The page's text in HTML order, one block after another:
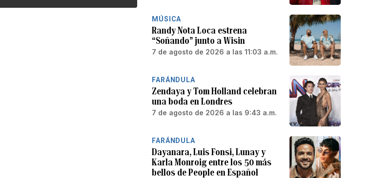
MÚSICA
Randy Nota Loca estrena
“Soñando” junto a Wisin
7 de agosto de 2026 a las 11:03 a.m.
FARÁNDULA
Zendaya y Tom Holland celebran
una boda en Londres
7 de agosto de 2026 a las 9:43 a.m.
FARÁNDULA
Dayanara, Luis Fonsi, Lunay y
Karla Monroig entre los 50 más
bellos de People en Español